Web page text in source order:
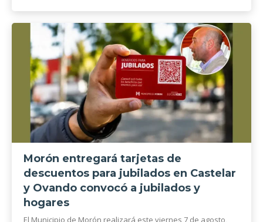
Morón entregará tarjetas de
descuentos para jubilados en Castelar
y Ovando convocó a jubilados y
hogares
El Municipio de Morón realizará este viernes 7 de agosto,